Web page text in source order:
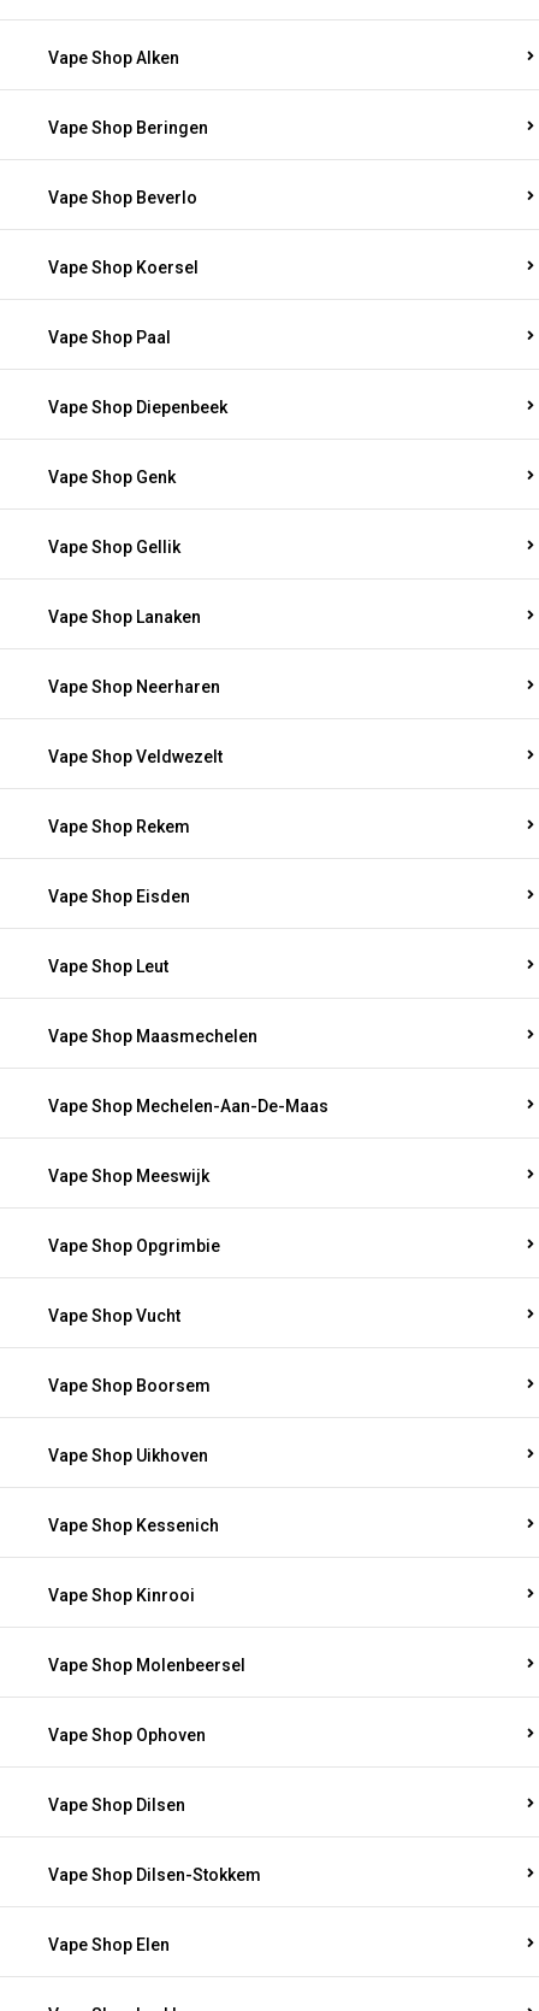
Vape Shop Alken
Vape Shop Beringen
Vape Shop Beverlo
Vape Shop Koersel
Vape Shop Paal
Vape Shop Diepenbeek
Vape Shop Genk
Vape Shop Gellik
Vape Shop Lanaken
Vape Shop Neerharen
Vape Shop Veldwezelt
Vape Shop Rekem
Vape Shop Eisden
Vape Shop Leut
Vape Shop Maasmechelen
Vape Shop Mechelen-Aan-De-Maas
Vape Shop Meeswijk
Vape Shop Opgrimbie
Vape Shop Vucht
Vape Shop Boorsem
Vape Shop Uikhoven
Vape Shop Kessenich
Vape Shop Kinrooi
Vape Shop Molenbeersel
Vape Shop Ophoven
Vape Shop Dilsen
Vape Shop Dilsen-Stokkem
Vape Shop Elen